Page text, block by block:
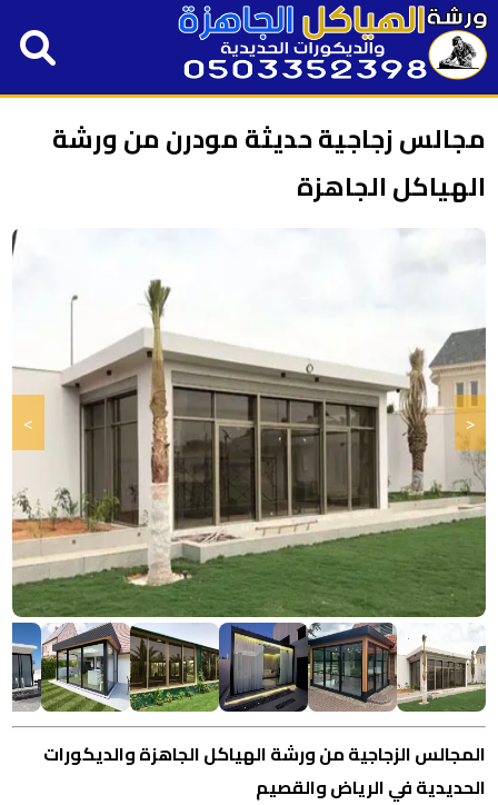
مجالس زجاجية حديثة مودرن من ورشة
الهياكل الجاهزة
<
>
المجالس الزجاجية من ورشة الهياكل الجاهزة والديكورات
الحديدية في الرياض والقصيم